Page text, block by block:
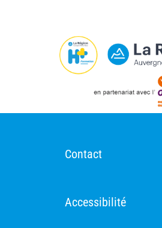
Contact
Accessibilité